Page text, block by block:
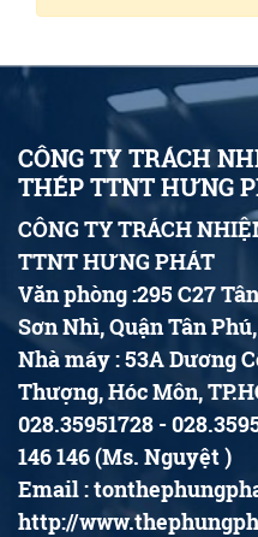
CÔNG TY TRÁCH
THÉP TTNT HƯNG
CÔNG TY TRÁCH
TTNT HƯNG PHÁT
Văn phòng :295 C27
Sơn Nhì, Quận Tân
Nhà máy : 53A Dương
Thượng, Hóc Môn,
028.35951728 -
146 146 (Ms. Nguyệt )
Email :
http://